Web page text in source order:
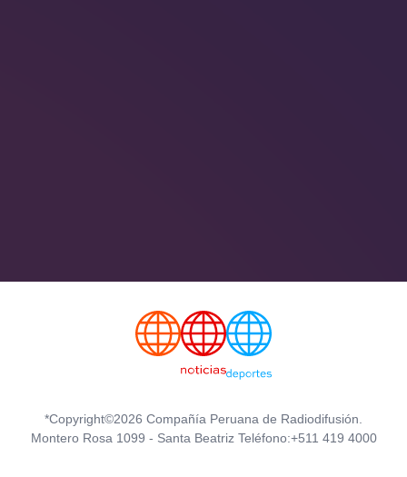
*Copyright©2026 Compañía Peruana de Radiodifusión.
Montero Rosa 1099 - Santa Beatriz Teléfono:+511 419 4000